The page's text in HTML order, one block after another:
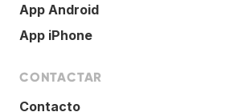
App Android
App iPhone
CONTACTAR
Contacto